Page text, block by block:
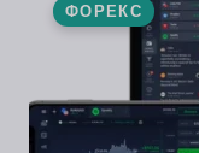
ФОРЕКС